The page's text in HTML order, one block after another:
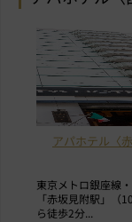
アパホテル〈
東京メトロ銀座線
「赤坂見附駅」（
ら徒歩2分...